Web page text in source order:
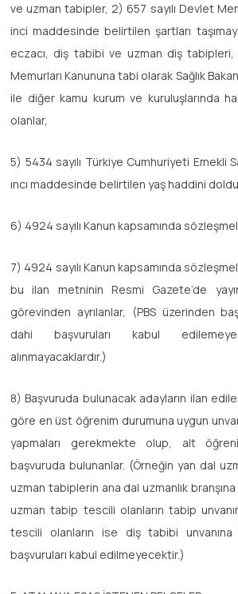
ve uzman tabipler, 2) 657 sayılı Devlet
inci maddesinde belirtilen şartları
eczacı, diş tabibi ve uzman diş tabipleri,
Memurları Kanununa tabi olarak Sağlık
ile diğer kamu kurum ve kuruluşlarında
olanlar,
5) 5434 sayılı Türkiye Cumhuriyeti Emekli
ıncı maddesinde belirtilen yaş haddini
6) 4924 sayılı Kanun kapsamında
7) 4924 sayılı Kanun kapsamında
bu ilan metninin Resmi Gazete’de
görevinden ayrılanlar, (PBS üzerinden
dahi başvuruları kabul
alınmayacaklardır.)
8) Başvuruda bulunacak adayların ilan
göre en üst öğrenim durumuna uygun
yapmaları gerekmekte olup, alt
başvuruda bulunanlar. (Örneğin yan dal
uzman tabiplerin ana dal uzmanlık
uzman tabip tescili olanların tabip
tescili olanların ise diş tabibi unvanına
başvuruları kabul edilmeyecektir.)